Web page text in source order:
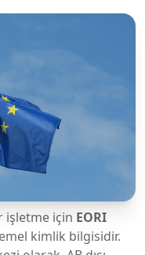
işletme için EORI
kimlik bilgisidir.